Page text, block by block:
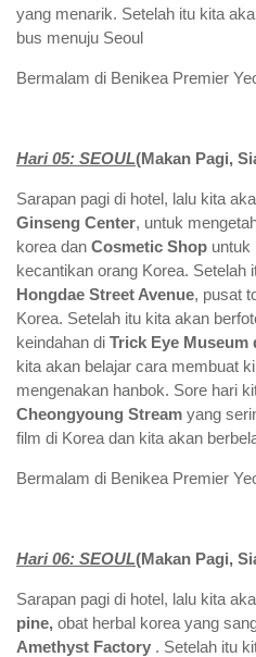
yang menarik. Setelah itu kita
bus menuju Seoul
Bermalam di Benikea Premier
Hari 05: SEOUL(Makan Pagi,
Sarapan pagi di hotel, lalu kita
Ginseng Center, untuk
korea dan Cosmetic Shop untuk
kecantikan orang Korea. Setelah
Hongdae Street Avenue, pusat
Korea. Setelah itu kita akan
keindahan di Trick Eye Museum
kita akan belajar cara membuat
mengenakan hanbok. Sore hari
Cheongyoung Stream yang
film di Korea dan kita akan
Bermalam di Benikea Premier
Hari 06: SEOUL(Makan Pagi,
Sarapan pagi di hotel, lalu kita
pine, obat herbal korea yang
Amethyst Factory . Setelah itu